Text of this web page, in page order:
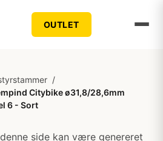
OUTLET
/
Citybike ø31,8/28,6mm
6 - Sort
side kan være genereret